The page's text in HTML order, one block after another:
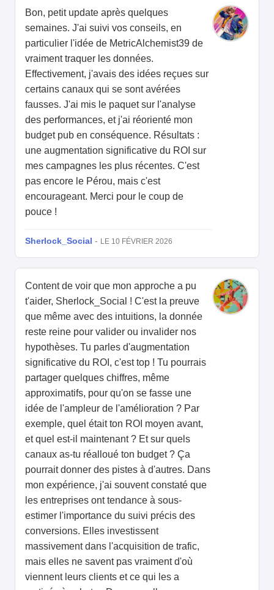
Bon, petit update après quelques
semaines. J'ai suivi vos conseils, en
particulier l'idée de MetricAlchemist39 de
vraiment traquer les données.
Effectivement, j'avais des idées reçues sur
certains canaux qui se sont avérées
fausses. J'ai mis le paquet sur l'analyse
des performances, et j'ai réorienté mon
budget pub en conséquence. Résultats :
une augmentation significative du ROI sur
mes campagnes les plus récentes. C'est
pas encore le Pérou, mais c'est
encourageant. Merci pour le coup de
pouce !
Sherlock_Social - LE 10 FÉVRIER 2026
Content de voir que mon approche a pu
t'aider, Sherlock_Social ! C'est la preuve
que même avec des intuitions, la donnée
reste reine pour valider ou invalider nos
hypothèses. Tu parles d'augmentation
significative du ROI, c'est top ! Tu pourrais
partager quelques chiffres, même
approximatifs, pour qu'on se fasse une
idée de l'ampleur de l'amélioration ? Par
exemple, quel était ton ROI moyen avant,
et quel est-il maintenant ? Et sur quels
canaux as-tu réalloué ton budget ? Ça
pourrait donner des pistes à d'autres. Dans
mon expérience, j'ai souvent constaté que
les entreprises ont tendance à sous-
estimer l'importance du suivi précis des
conversions. Elles investissent
massivement dans l'acquisition de trafic,
mais elles ne savent pas vraiment d'où
viennent leurs clients et ce qui les a